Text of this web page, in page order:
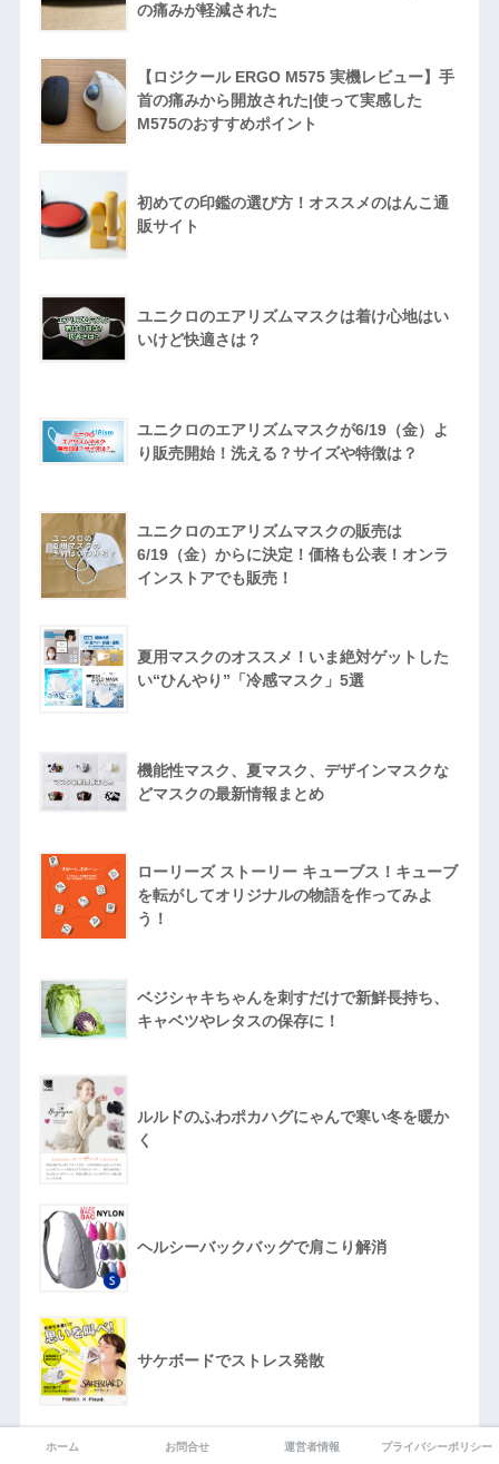
の痛みが軽減された
【ロジクール ERGO M575 実機レビュー】手
首の痛みから開放された|使って実感した
M575のおすすめポイント
初めての印鑑の選び方！オススメのはんこ通
販サイト
ユニクロのエアリズムマスクは着け心地はい
いけど快適さは？
ユニクロのエアリズムマスクが6/19（金）よ
り販売開始！洗える？サイズや特徴は？
ユニクロのエアリズムマスクの販売は
6/19（金）からに決定！価格も公表！オンラ
インストアでも販売！
夏用マスクのオススメ！いま絶対ゲットした
い“ひんやり”「冷感マスク」5選
機能性マスク、夏マスク、デザインマスクな
どマスクの最新情報まとめ
ローリーズ ストーリー キューブス！キューブ
を転がしてオリジナルの物語を作ってみよ
う！
ベジシャキちゃんを刺すだけで新鮮長持ち、
キャベツやレタスの保存に！
ルルドのふわポカハグにゃんで寒い冬を暖か
く
ヘルシーバックバッグで肩こり解消
サケボードでストレス発散
ホーム お問合せ 運営者情報 プライバシーポリシー